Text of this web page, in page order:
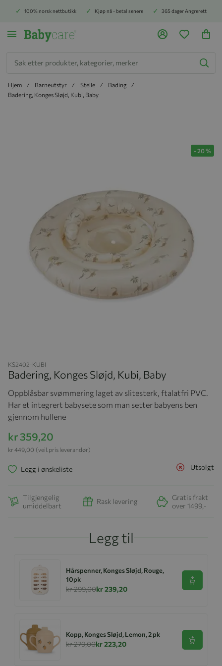
100% norsk nettbutikk Kjøp nå - betal senere 365 dager Angrerett
Hjem Barneutstyr Stelle
Bading
Badering, Konges Sløjd, Kubi, Baby
-20 %
KS2402-KUBI
Badering, Konges Sløjd, Kubi, Baby
Oppblåsbar svømmering laget av slitesterk, ftalatfri PVC.
Har et integrert babysete som man setter babyens ben
gjennom hullene
kr 359,20
(veil.pris leverandør)
kr 449,00
Utsolgt
Legg i ønskeliste
Tilgjengelig
umiddelbart
Rask levering
Gratis frakt
over 1499,-
Legg til
Hårspenner, Konges Sløjd, Rouge,
10pk
kr 299,00kr 239,20
Se
Kopp, Konges Sløjd, Lemon, 2 pk
kr 279,00kr 223,20 Se